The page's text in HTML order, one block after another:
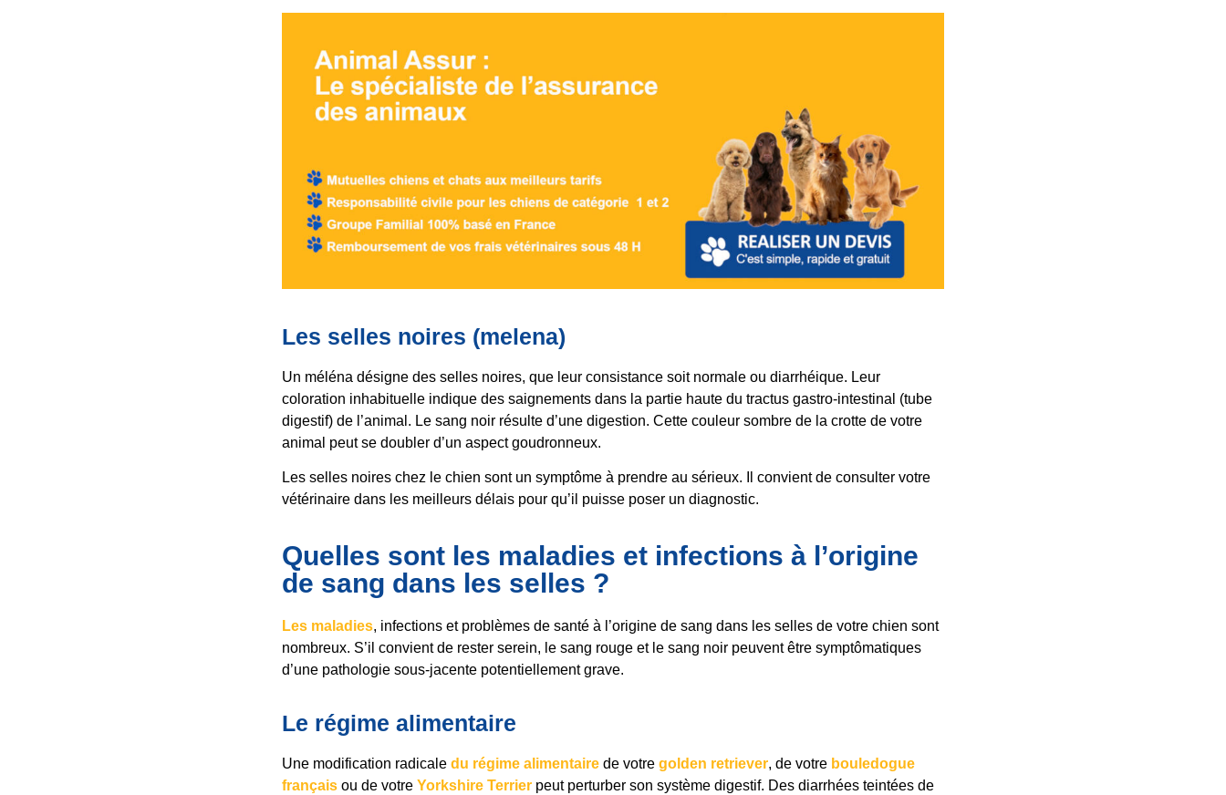
Les selles noires (melena)
Un méléna désigne des selles noires, que leur consistance soit normale ou diarrhéique. Leur
coloration inhabituelle indique des saignements dans la partie haute du tractus gastro-intestinal (tube
digestif) de l’animal. Le sang noir résulte d’une digestion. Cette couleur sombre de la crotte de votre
animal peut se doubler d’un aspect goudronneux.
Les selles noires chez le chien sont un symptôme à prendre au sérieux. Il convient de consulter votre
vétérinaire dans les meilleurs délais pour qu’il puisse poser un diagnostic.
Quelles sont les maladies et infections à l’origine
de sang dans les selles ?
Les maladies, infections et problèmes de santé à l’origine de sang dans les selles de votre chien sont
nombreux. S’il convient de rester serein, le sang rouge et le sang noir peuvent être symptômatiques
d’une pathologie sous-jacente potentiellement grave.
Le régime alimentaire
Une modification radicale du régime alimentairede votre golden retriever, de votre bouledogue
françaisou de votre Yorkshire Terrier peut perturber son système digestif. Des diarrhées teintées de